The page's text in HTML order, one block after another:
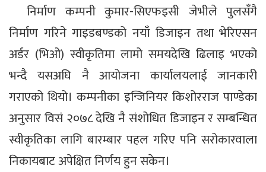
निर्माण कम्पनी कुमार-सिएफइसी जेभीले पुलसँगै
निर्माण गरिने गाइडबण्डको नयाँ डिजाइन तथा भेरिएसन
अर्डर (भिओ) स्वीकृतिमा लामो समयदेखि ढिलाइ भएको
भन्दै यसअघि नै आयोजना कार्यालयलाई जानकारी
गराएको थियो। कम्पनीका इन्जिनियर किशोरराज पाण्डेका
अनुसार विसं २०७८ देखि नै संशोधित डिजाइन र सम्बन्धित
स्वीकृतिका लागि बारम्बार पहल गरिए पनि सरोकारवाला
निकायबाट अपेक्षित निर्णय हुन सकेन।